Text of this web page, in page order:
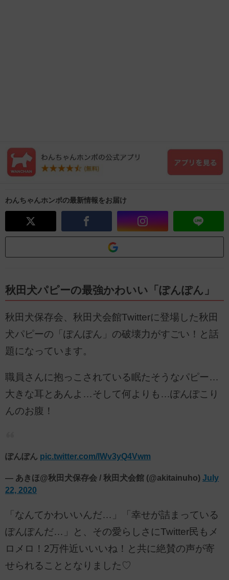
わんちゃんホンポの最新情報をお届け
秋田犬パピーの最強かわいい「ぽんぽん」
秋田犬保存会、秋田犬会館Twitterに登場した秋田
犬パピーの「ぽんぽん」の破壊力がすごい！と話
題になっています。
職員さんに抱っこされている眠たそうなパピー…
大きな耳とあんよ…そして何よりも…ぽんぽこり
んのお腹！
ぽんぽん pic.twitter.com/lWv3yQ4Vwm
— あきほ@秋田犬保存会 / 秋田犬会館 (@akitainuho) July
22, 2020
「なんてかわいいんだ…」「幸せが詰まっている
ぽんぽんだ…」と、その愛らしさにTwitter民もメ
ロメロ！2万件近いいいね！と共に絶賛の声が寄
せられることとなりました♡